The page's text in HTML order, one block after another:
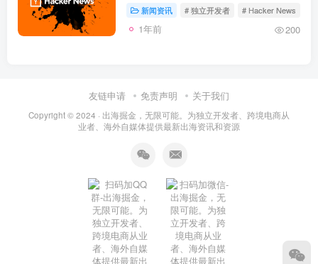
新闻资讯 # 独立开发者 # Hacker News
1年前 200
友链申请 免责声明 关于我们
Copyright © 2024 · 出海掘金，无限可能。为独立开发者、跨境电商从
业者、海外自媒体提供最新出海资讯和资源